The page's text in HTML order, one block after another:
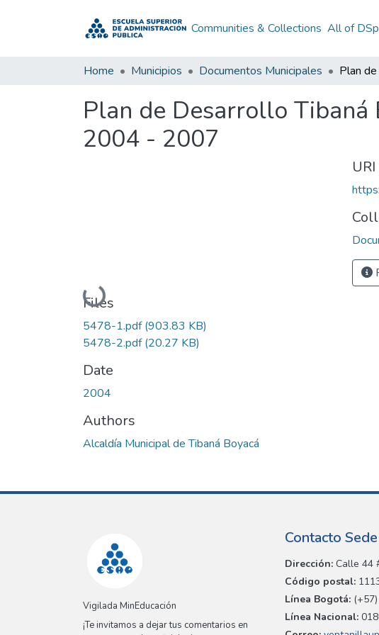
Communities & Collections All of
Home Municipios Documentos Municipales
Plan de Desarrollo Tibaná
2004 - 2007
Loading...
Files
5478-1.pdf(903.83 KB)
5478-2.pdf(20.27 KB)
Date
2004
Authors
Alcaldía Municipal de Tibaná Boyacá
URI
Vigilada MinEducación
¡Te invitamos a dejar tus comentarios en
Contacto
Dirección: Calle 44
Código postal:
Línea Bogotá:
Línea Nacional: